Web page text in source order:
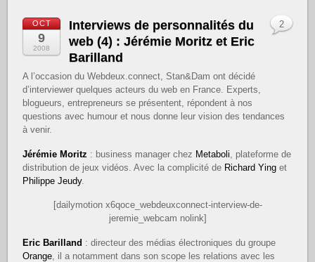
OCT
9
2008
Interviews de personnalités du
web (4) : Jérémie Moritz et Eric
Barilland
A l’occasion du Webdeux.connect, Stan&Dam ont décidé
d’interviewer quelques acteurs du web en France. Experts,
blogueurs, entrepreneurs se présentent, répondent à nos
questions avec humour et nous donne leur vision des tendances
à venir.
Jérémie Moritz : business manager chez Metaboli , plateforme de
distribution de jeux vidéos. Avec la complicité de Richard Ying et
Philippe Jeudy.
[dailymotion x6qoce_webdeuxconnect-interview-de-
jeremie_webcam nolink]
Eric Barilland : directeur des médias électroniques du groupe
Orange , il a notamment dans son scope les relations avec les
2